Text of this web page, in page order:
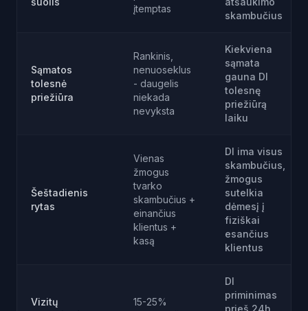
įtemptas
skambučius
Sąmatos
tolesnė
priežiūra
Rankinis,
nenuoseklus
- daugelis
niekada
nevyksta
Kiekviena
sąmata
gauna DI
tolesnę
priežiūrą
laiku
Šeštadienis
rytas
Vienas
žmogus
tvarko
skambučius +
einančius
klientus +
kasą
DI ima visus
skambučius,
žmogus
sutelkia
dėmesį į
fiziškai
esančius
klientus
Vizitų
15-25%
DI
priminimas
prieš 24h